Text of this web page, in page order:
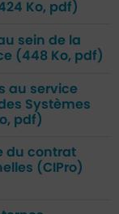
Ko, pdf)
sein de la
(448 Ko, pdf)
au service
Systèmes
pdf)
du contrat
(CIPro)